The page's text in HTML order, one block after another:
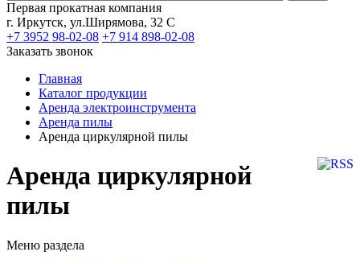
Первая прокатная компания
г. Иркутск, ул.Ширямова, 32 С
+7 3952 98-02-08 +7 914 898-02-08
Заказать звонок
Главная
Каталог продукции
Аренда электроинструмента
Аренда пилы
Аренда циркулярной пилы
Аренда циркулярной
пилы
Меню раздела